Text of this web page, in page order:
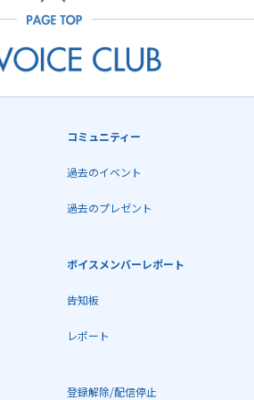
コミュニティー
過去のイベント
過去のプレゼント
ボイスメンバーレポート
告知板
レポート
登録解除/配信停止